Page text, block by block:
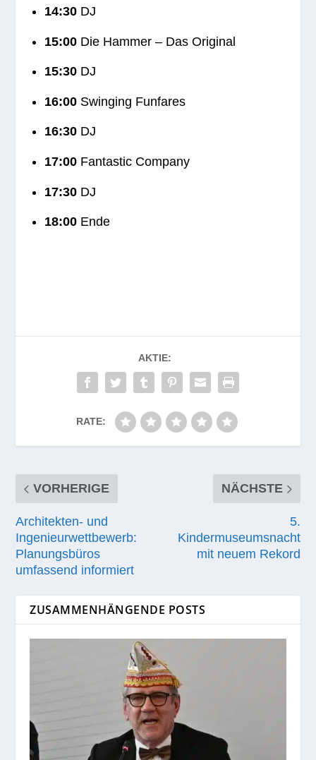
14:30 DJ
15:00 Die Ham­mer – Das Original
15:30 DJ
16:00 Swin­ging Funfares
16:30 DJ
17:00 Fan­ta­stic Company
17:30 DJ
18:00 Ende
AKTIE:
RATE:
VORHERIGE
Architekten- und
Ingenieurwettbewerb:
Planungsbüros
umfassend informiert
NÄCHSTE
5.
Kindermuseumsnacht
mit neuem Rekord
ZUSAMMENHÄNGENDE POSTS